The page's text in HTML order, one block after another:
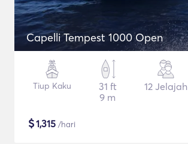
Capelli Tempest 1000 Open
Tiup Kaku
31 ft
9 m
12 Jelajah
$1,315 /hari